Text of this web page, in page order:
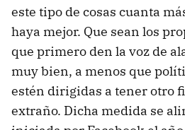
este tipo de cosas cuanta
haya mejor. Que sean los
que primero den la voz de
muy bien, a menos que
estén dirigidas a tener otro
extraño. Dicha medida se